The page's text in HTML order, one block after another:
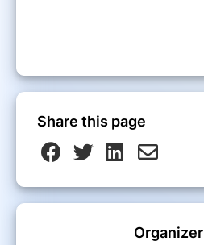
Share this page
Organizer